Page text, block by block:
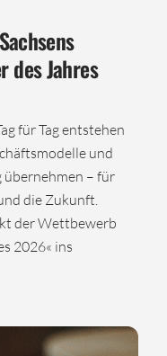
des Jahres
für Tag entstehen
und
– für
die Zukunft.
der Wettbewerb
2026« ins